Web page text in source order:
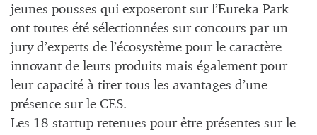
jeunes pousses qui exposeront sur l’Eureka Park
ont toutes été sélectionnées sur concours par un
jury d’experts de l’écosystème pour le caractère
innovant de leurs produits mais également pour
leur capacité à tirer tous les avantages d’une
présence sur le CES.
Les 18 startup retenues pour être présentes sur le